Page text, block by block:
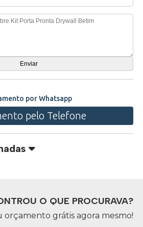
por Whatsapp
pelo Telefone
O QUE PROCURAVA?
orçamento grátis agora mesmo!